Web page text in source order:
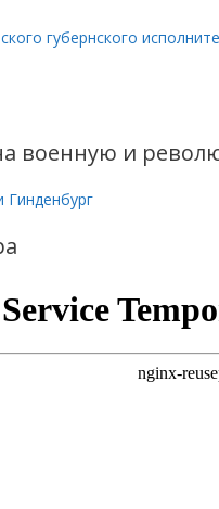
губернского
военную и
Гинденбург